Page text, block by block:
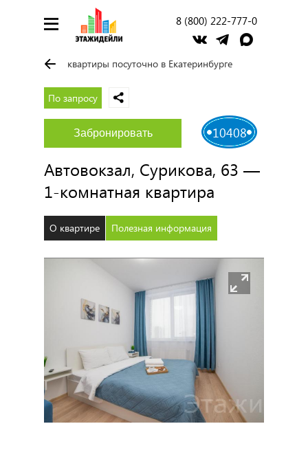
8 (800) 222-777-0
квартиры посуточно в Екатеринбурге
По запросу
10408
Забронировать
Автовокзал, Сурикова, 63 —
1-комнатная квартира
О квартире Полезная информация